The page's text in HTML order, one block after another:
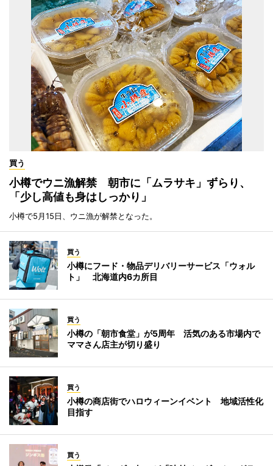
買う
小樽でウニ漁解禁 朝市に「ムラサキ」ずらり、
「少し高値も身はしっかり」
小樽で5月15日、ウニ漁が解禁となった。
買う
小樽にフード・物品デリバリーサービス「ウォル
ト」 北海道内6カ所目
買う
小樽の「朝市食堂」が5周年 活気のある市場内で
ママさん店主が切り盛り
買う
小樽の商店街でハロウィーンイベント 地域活性化
目指す
買う